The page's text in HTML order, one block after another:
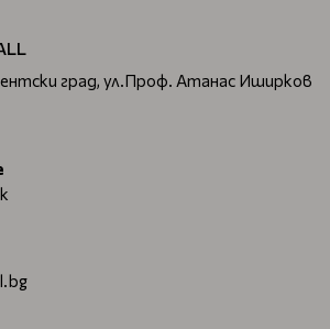
град, ул.Проф. Атанас Иширков